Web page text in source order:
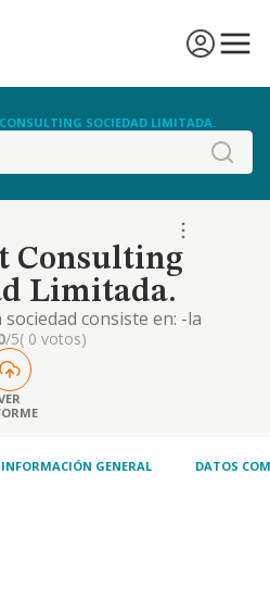
SOCIEDAD LIMITADA.
Consulting
Limitada.
consiste en: -la
estudios,
y consultoría en el entorno
tecnología,
análisis de
de algoritmos informáticos,
/5( 0 votos)
INFORMACIÓN GENERAL DATOS